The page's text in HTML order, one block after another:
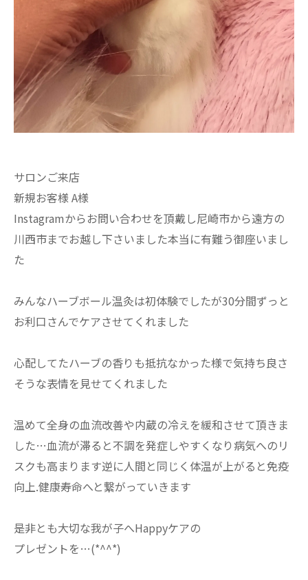
サロンご来店
新規お客様 A様
Instagramからお問い合わせを頂戴し尼崎市から遠方の
川西市までお越し下さいました本当に有難う御座いまし
た
みんなハーブボール温灸は初体験でしたが30分間ずっと
お利口さんでケアさせてくれました
心配してたハーブの香りも抵抗なかった様で気持ち良さ
そうな表情を見せてくれました
温めて全身の血流改善や内蔵の冷えを緩和させて頂きま
した…血流が滞ると不調を発症しやすくなり病気へのリ
スクも高まります逆に人間と同じく体温が上がると免疫
向上.健康寿命へと繋がっていきます
是非とも大切な我が子へHappyケアの
プレゼントを…(*^^*)